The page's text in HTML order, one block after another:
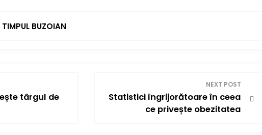
TIMPUL BUZOIAN
târgul de
NEXT POST
Statistici îngrijorătoare în ceea
ce privește obezitatea